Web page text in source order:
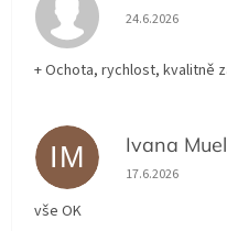
Hodnocení
24.6.2026
+ Ochota, rychlost, kvalitně
IM Ivana
Hodnocení
17.6.2026
vše OK